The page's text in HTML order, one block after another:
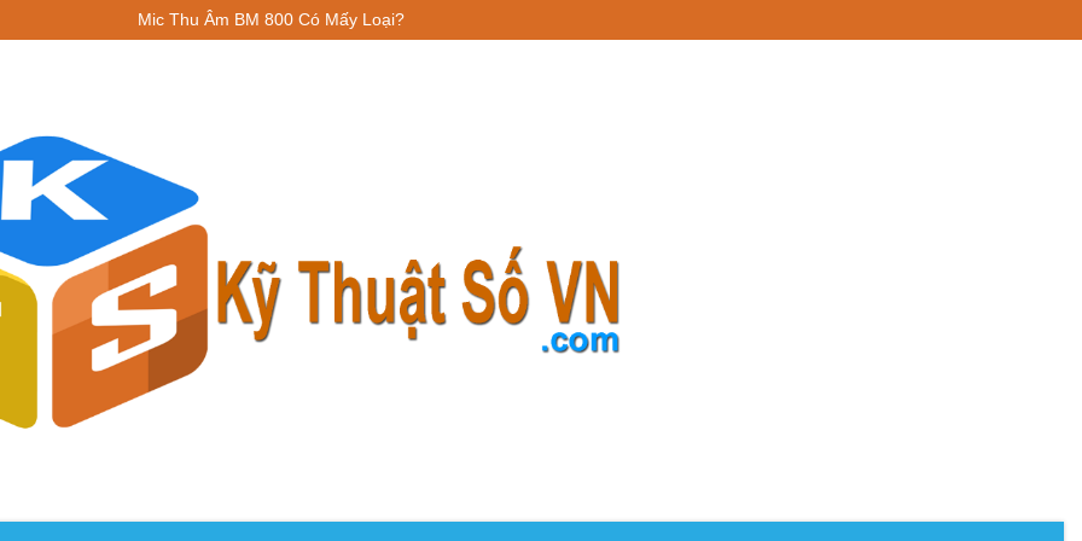
Mic Thu Âm BM 800 Có Mấy Loại?